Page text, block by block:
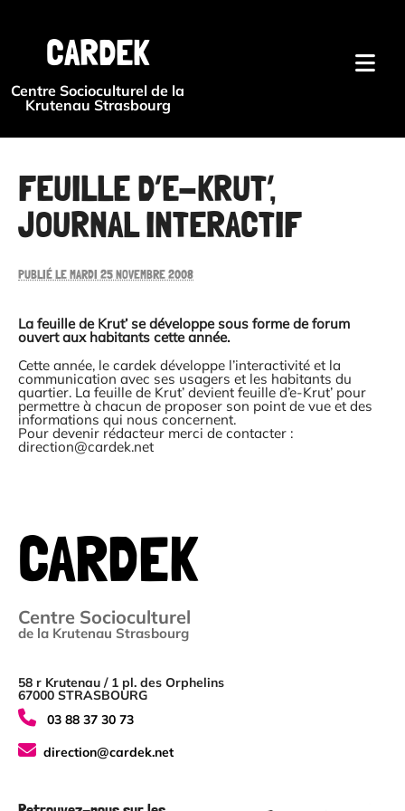
CARDEK
Centre Socioculturel de la
Krutenau Strasbourg
FEUILLE D’E-KRUT’,
JOURNAL INTERACTIF
PUBLIÉ LE MARDI 25 NOVEMBRE 2008
La feuille de Krut’ se développe sous forme de forum
ouvert aux habitants cette année.
Cette année, le cardek développe l’interactivité et la
communication avec ses usagers et les habitants du
quartier. La feuille de Krut’ devient feuille d’e-Krut’ pour
permettre à chacun de proposer son point de vue et des
informations qui nous concernent.
Pour devenir rédacteur merci de contacter :
direction@cardek.net
CARDEK
Centre Socioculturel
de la Krutenau Strasbourg
58 r Krutenau / 1 pl. des Orphelins
67000 STRASBOURG
03 88 37 30 73
direction@cardek.net